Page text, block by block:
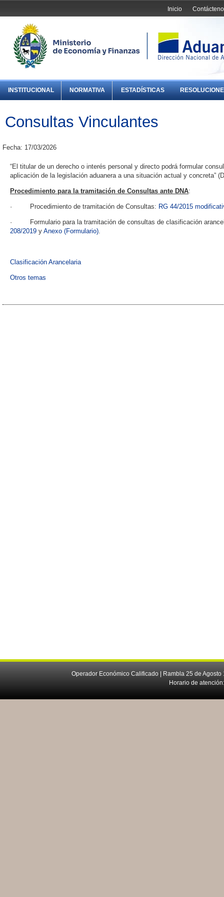
Inicio
INSTITUCIONAL NORMATIVA ESTADÍSTICAS
Consultas Vinculantes
Fecha: 17/03/2026
“El titular de un derecho o interés personal y directo podrá formular
aplicación de la legislación aduanera a una situación actual y concreta”
Procedimiento para la tramitación de Consultas ante DNA:
· Procedimiento de tramitación de Consultas: RG 44/2015
· Formulario para la tramitación de consultas de clasificación
208/2019 y Anexo (Formulario).
Clasificación Arancelaria
Otros temas
Operador Económico Calificado | Rambla 25 de
Horario de